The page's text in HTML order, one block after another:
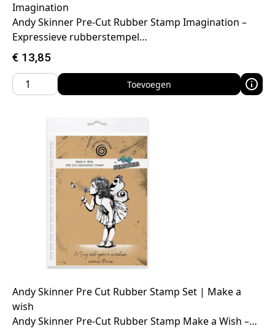
Imagination
Andy Skinner Pre-Cut Rubber Stamp Imagination –
Expressieve rubberstempel…
€ 13,85
Toevoegen
Andy Skinner Pre Cut Rubber Stamp Set | Make a
wish
Andy Skinner Pre-Cut Rubber Stamp Make a Wish –…